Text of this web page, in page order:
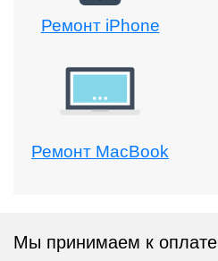
Ремонт iPhone
Ремонт MacBook
Мы принимаем к оплате